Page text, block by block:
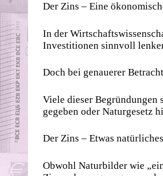
Der Zins – Eine
In der
Investitionen sinnvoll
Doch bei genauerer
Viele dieser
gegeben oder Naturgesetz
Der Zins – Etwas
Obwohl Naturbilder wie